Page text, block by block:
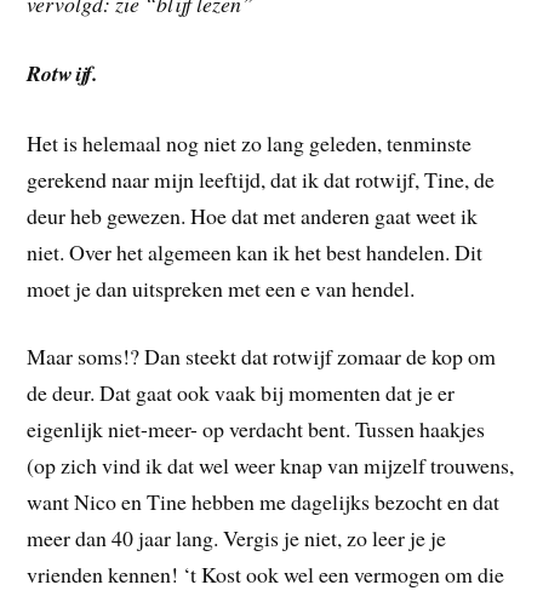
Rotwijf.
Het is helemaal nog niet zo lang geleden, tenminste
gerekend naar mijn leeftijd, dat ik dat rotwijf, Tine, de
deur heb gewezen. Hoe dat met anderen gaat weet ik
niet. Over het algemeen kan ik het best handelen. Dit
moet je dan uitspreken met een e van hendel.
Maar soms!? Dan steekt dat rotwijf zomaar de kop om
de deur. Dat gaat ook vaak bij momenten dat je er
eigenlijk niet-meer- op verdacht bent. Tussen haakjes
(op zich vind ik dat wel weer knap van mijzelf trouwens,
want Nico en Tine hebben me dagelijks bezocht en dat
meer dan 40 jaar lang. Vergis je niet, zo leer je je
vrienden kennen! ‘t Kost ook wel een vermogen om die